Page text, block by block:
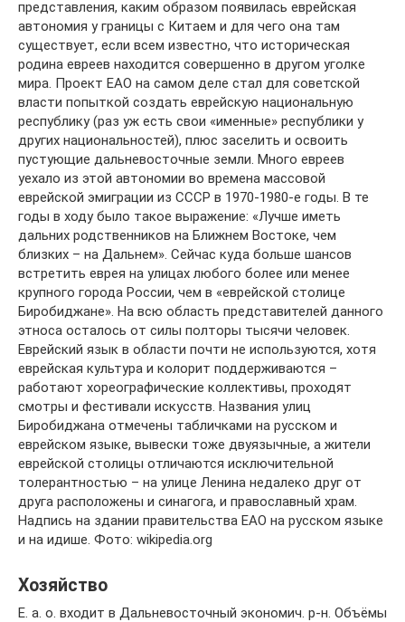
представления, каким образом появилась еврейская
автономия у границы с Китаем и для чего она там
существует, если всем известно, что историческая
родина евреев находится совершенно в другом уголке
мира. Проект ЕАО на самом деле стал для советской
власти попыткой создать еврейскую национальную
республику (раз уж есть свои «именные» республики у
других национальностей), плюс заселить и освоить
пустующие дальневосточные земли. Много евреев
уехало из этой автономии во времена массовой
еврейской эмиграции из СССР в 1970-1980-е годы. В те
годы в ходу было такое выражение: «Лучше иметь
дальних родственников на Ближнем Востоке, чем
близких – на Дальнем». Сейчас куда больше шансов
встретить еврея на улицах любого более или менее
крупного города России, чем в «еврейской столице
Биробиджане». На всю область представителей данного
этноса осталось от силы полторы тысячи человек.
Еврейский язык в области почти не используются, хотя
еврейская культура и колорит поддерживаются –
работают хореографические коллективы, проходят
смотры и фестивали искусств. Названия улиц
Биробиджана отмечены табличками на русском и
еврейском языке, вывески тоже двуязычные, а жители
еврейской столицы отличаются исключительной
толерантностью – на улице Ленина недалеко друг от
друга расположены и синагога, и православный храм.
Надпись на здании правительства ЕАО на русском языке
и на идише. Фото: wikipedia.org
Хозяйство
Е. а. о. вхо­дит в Даль­не­во­сточ­ный эко­но­мич. р-н. Объ­ёмы